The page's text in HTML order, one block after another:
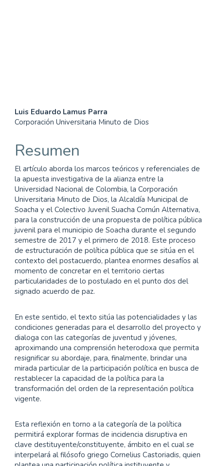
Contenido
principal
del
artículo
Luis Eduardo Lamus Parra
Corporación Universitaria Minuto de Dios
Resumen
El artículo aborda los marcos teóricos y referenciales de
la apuesta investigativa de la alianza entre la
Universidad Nacional de Colombia, la Corporación
Universitaria Minuto de Dios, la Alcaldía Municipal de
Soacha y el Colectivo Juvenil Suacha Común Alternativa,
para la construcción de una propuesta de política pública
juvenil para el municipio de Soacha durante el segundo
semestre de 2017 y el primero de 2018. Este proceso
de estructuración de política pública que se sitúa en el
contexto del postacuerdo, plantea enormes desafíos al
momento de concretar en el territorio ciertas
particularidades de lo postulado en el punto dos del
signado acuerdo de paz.
En este sentido, el texto sitúa las potencialidades y las
condiciones generadas para el desarrollo del proyecto y
dialoga con las categorías de juventud y jóvenes,
aproximando una comprensión heterodoxa que permita
resignificar su abordaje, para, finalmente, brindar una
mirada particular de la participación política en busca de
restablecer la capacidad de la política para la
transformación del orden de la representación política
vigente.
Esta reflexión en torno a la categoría de la política
permitirá explorar formas de incidencia disruptiva en
clave destituyente/constituyente, ámbito en el cual se
interpelará al filósofo griego Cornelius Castoriadis, quien